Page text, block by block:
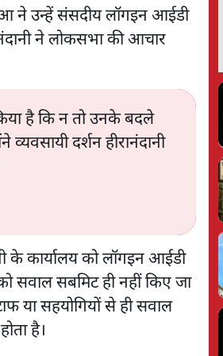
ने उन्हें संसदीय लॉगइन आईडी
ने लोकसभा की आचार
है कि न तो उनके बदले
दर्शन हीरानंदानी
के कार्यालय को लॉगइन आईडी
सवाल सबमिट ही नहीं किए जा
या सहयोगियों से ही सवाल
है।